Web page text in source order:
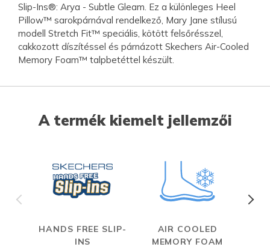
Slip-Ins®: Arya - Subtle Gleam. Ez a különleges Heel
Pillow™ sarokpárnával rendelkező, Mary Jane stílusú
modell Stretch Fit™ speciális, kötött felsőrésszel,
cakkozott díszítéssel és párnázott Skechers Air-Cooled
Memory Foam™ talpbetéttel készült.
A termék kiemelt jellemzői
HANDS FREE SLIP-
INS
AIR COOLED
MEMORY FOAM